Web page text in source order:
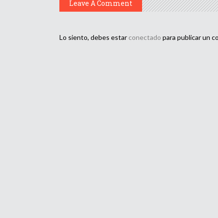
Leave A Comment
Lo siento, debes estar conectado para publicar un